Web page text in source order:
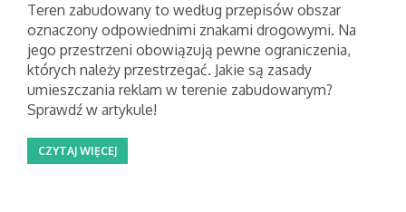
Teren zabudowany to według przepisów obszar
oznaczony odpowiednimi znakami drogowymi. Na
jego przestrzeni obowiązują pewne ograniczenia,
których należy przestrzegać. Jakie są zasady
umieszczania reklam w terenie zabudowanym?
Sprawdź w artykule!
CZYTAJ WIĘCEJ